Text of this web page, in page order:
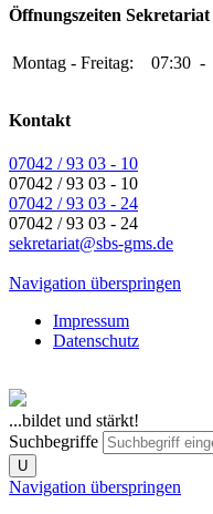
Öffnungszeiten Sekretariat
Montag - Freitag: 07:30 -
Kontakt
07042 / 93 03 - 10
07042 / 93 03 - 10
07042 / 93 03 - 24
07042 / 93 03 - 24
sekretariat@sbs-gms.de
Navigation überspringen
Impressum
Datenschutz
...bildet und stärkt!
Suchbegriffe
U
Navigation überspringen